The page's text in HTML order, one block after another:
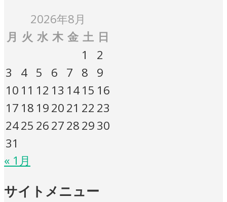
2026年8月
月 火 水 木 金 土 日
1
2
3
4 5 6 7 8
9
10 11 12 13 1415 16
17 18 192021 22 23
2425 2627282930
31
« 1月
サイトメニュー